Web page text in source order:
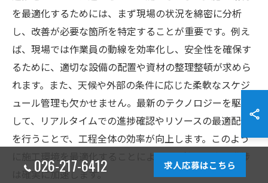
を最適化するためには、まず現場の状況を綿密に分析
し、改善が必要な箇所を特定することが重要です。例え
ば、現場では作業員の動線を効率化し、安全性を確保す
るために、適切な設備の配置や資材の整理整頓が求めら
れます。また、天候や外部の条件に応じた柔軟なスケジ
ュール管理も欠かせません。最新のテクノロジーを駆使
して、リアルタイムでの進捗確認やリソースの最適配分
を行うことで、工程全体の効率が向上します。このよう
に施工環境を最適化することによって、鉄骨工事の進捗
は確実に加速します。
026-217-6412 求人応募はこちら